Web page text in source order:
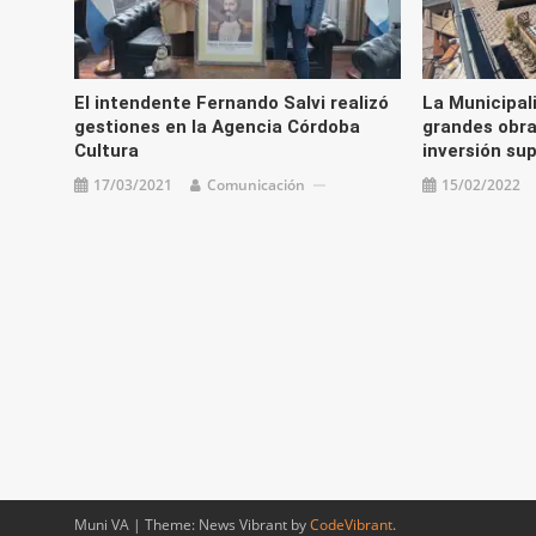
El intendente Fernando Salvi realizó
gestiones en la Agencia Córdoba
Cultura
17/03/2021 Comunicación
La
grandes
inversión
15/02/2022
Muni VA | Theme: News Vibrant byCodeVibrant.